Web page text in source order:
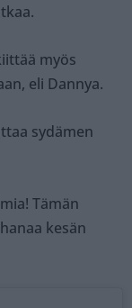
myös
eli Dannya.
sydämen
Tämän
kesän